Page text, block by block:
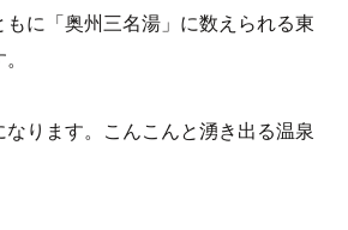
に「奥州三名湯」に数えられる東
ります。こんこんと湧き出る温泉